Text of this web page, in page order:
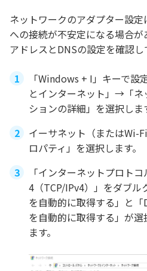
ネットワークのアダプター設
への接続が不安定になる場合
アドレスとDNSの設定を確認し
「Windows + I」キーで設
とインターネット」→「
ションの詳細」を選択しま
イーサネット（またはWi-
ロパティ」を選択します。
「インターネットプロト
4（TCP/IPv4）」をダブル
を自動的に取得する」と
を自動的に取得する」が
ます。